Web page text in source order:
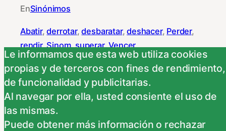
EnSinónimos
Abatir, derrotar, desbaratar, deshacer, Perder
rendir, Sinom, superar, Vencer
NEXT
Le informamos que esta web utiliza cookies
propias y de terceros con fines de rendimiento,
de funcionalidad y publicitarias.
Al navegar por ella, usted consiente el uso de
las mismas.
Puede obtener más información o rechazar